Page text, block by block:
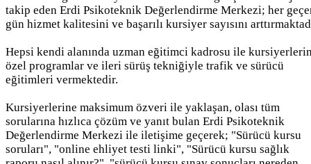
takip eden Erdi Psikoteknik Değerlendirme Merkezi; her
gün hizmet kalitesini ve başarılı kursiyer sayısını
Hepsi kendi alanında uzman eğitimci kadrosu ile
özel programlar ve ileri sürüş tekniğiyle trafik ve sürücü
eğitimleri vermektedir.
Kursiyerlerine maksimum özveri ile yaklaşan, olası tüm
sorularına hızlıca çözüm ve yanıt bulan Erdi Psikoteknik
Değerlendirme Merkezi ile iletişime geçerek; "Sürücü kursu
soruları", "online ehliyet testi linki", "Sürücü kursu sağlık